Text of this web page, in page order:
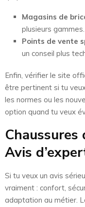
Magasins de
plusieurs gammes.
Points de vente
un conseil plus
Enfin, vérifier le site
être pertinent si tu
les normes ou les
option quand tu veux
Avis
Si tu veux un avis
vraiment : confort,
adaptation au métier.